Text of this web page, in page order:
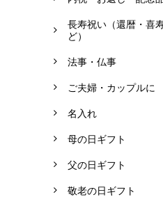
長寿祝い（還暦・喜
ど）
法事・仏事
ご夫婦・カップルに
名入れ
母の日ギフト
父の日ギフト
敬老の日ギフト